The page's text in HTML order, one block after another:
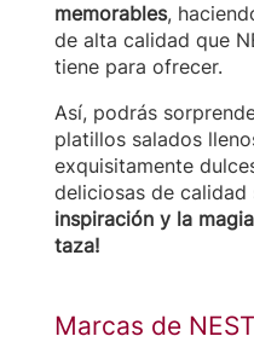
memorables,
de alta calidad que
tiene para ofrecer.
Así, podrás
platillos salados
exquisitamente
deliciosas de calidad
inspiración y la
taza!
Marcas de